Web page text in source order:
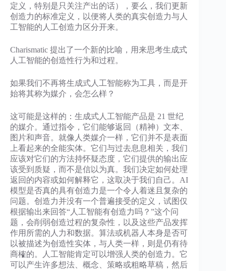
定义，特别是只关注产出的话），要么，我们更新
创造力的标准定义，以便将人类的真实创造力与人
工智能的人工创造力区分开来。
Charismatic 提出了一个新的比喻，用来思考生成式
人工智能的创造性行为和过程。
如果我们不再将生成式人工智能称为工具，而是开
始将其称为媒介，会怎么样？
这可能是这样的：生成式人工智能产品是 21 世纪
的媒介。通过指令，它们能够返回（精神）文本、
图片和声音。就像人类媒介一样，它们并不是表面
上看起来的全能实体。它们与过去息息相关，我们
应该对它们的方法持怀疑态度，它们提供的输出应
该受到质疑，而不是信以为真。我们决定如何处理
返回的内容或如何解释它，这取决于我们自己。AI
模型是否真的具有创造力是一个令人着迷且复杂的
问题。创造力并没有一个普遍接受的定义，试图仅
根据输出来回答“人工智能有创造力吗？”这个问
题，会削弱创造过程的复杂性，以及这些产品发挥
作用所需的人力和数据。算法或机器人本身是否可
以被描述为创造性实体，与人类一样，则是仍有待
商榷的。人工智能肯定可以增强人类的创造力。它
可以产生许多想法、概念、策略或粗略草稿，然后